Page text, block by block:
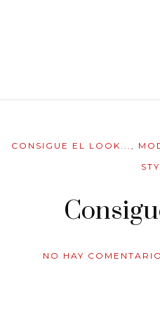
CONSIGUE EL LOOK... ,
NO HAY